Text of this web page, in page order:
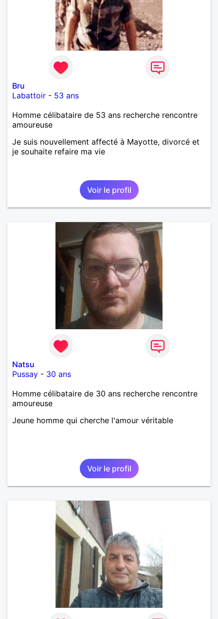
Bru
Labattoir - 53 ans
Homme célibataire de 53 ans recherche rencontre
amoureuse
Je suis nouvellement affecté à Mayotte, divorcé et
je souhaite refaire ma vie
Voir le profil
Natsu
Pussay - 30 ans
Homme célibataire de 30 ans recherche rencontre
amoureuse
Jeune homme qui cherche l'amour véritable
Voir le profil